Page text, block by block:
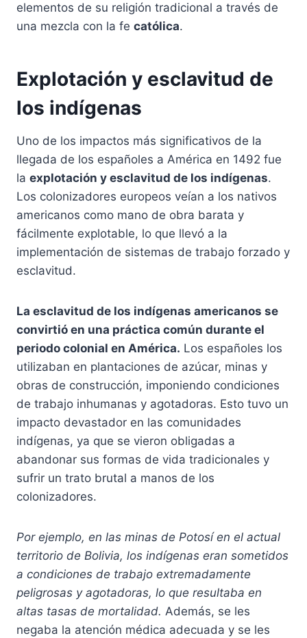
elementos de su religión tradicional a través de
una mezcla con la fe católica.
Explotación y esclavitud de
los indígenas
Uno de los impactos más significativos de la
llegada de los españoles a América en 1492 fue
la explotación y esclavitud de los indígenas.
Los colonizadores europeos veían a los nativos
americanos como mano de obra barata y
fácilmente explotable, lo que llevó a la
implementación de sistemas de trabajo forzado y
esclavitud.
La esclavitud de los indígenas americanos se
convirtió en una práctica común durante el
periodo colonial en América. Los españoles los
utilizaban en plantaciones de azúcar, minas y
obras de construcción, imponiendo condiciones
de trabajo inhumanas y agotadoras. Esto tuvo un
impacto devastador en las comunidades
indígenas, ya que se vieron obligadas a
abandonar sus formas de vida tradicionales y
sufrir un trato brutal a manos de los
colonizadores.
Por ejemplo, en las minas de Potosí en el actual
territorio de Bolivia, los indígenas eran sometidos
a condiciones de trabajo extremadamente
peligrosas y agotadoras, lo que resultaba en
altas tasas de mortalidad. Además, se les
negaba la atención médica adecuada y se les